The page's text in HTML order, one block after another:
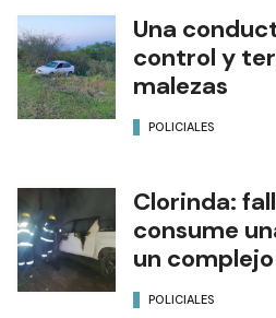
Una
control y
malezas
POLICIALES
Clorinda:
consume
un
POLICIALES